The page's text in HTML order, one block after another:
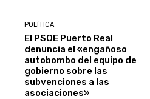
POLÍTICA
El PSOE Puerto Real
denuncia el «engañoso
autobombo del equipo de
gobierno sobre las
subvenciones a las
asociaciones»